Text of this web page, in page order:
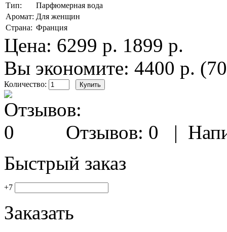
Тип:
Парфюмерная вода
Аромат: Для женщин
Страна: Франция
Цена: 6299 р. 1899 р.
Вы экономите: 4400 р.
Количество:
Отзывов: 0 |
Быстрый заказ
+7
Заказать